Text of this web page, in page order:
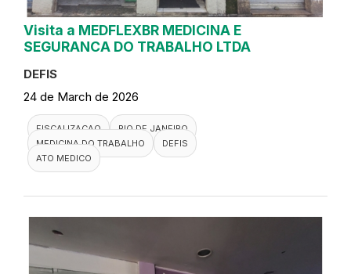
Visita a MEDFLEXBR MEDICINA E
SEGURANCA DO TRABALHO LTDA
DEFIS
24 de March de 2026
FISCALIZACAO
RIO DE JANEIRO
MEDICINA DO TRABALHO
DEFIS
ATO MEDICO